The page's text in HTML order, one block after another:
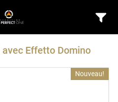
Effetto Domino
Nouveau!